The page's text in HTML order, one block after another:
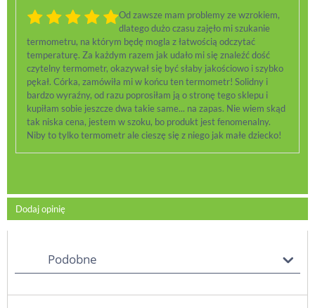
Od zawsze mam problemy ze wzrokiem,
dlatego dużo czasu zajęło mi szukanie
termometru, na którym będę mogla z łatwością odczytać
temperaturę. Za każdym razem jak udało mi się znaleźć dość
czytelny termometr, okazywał się być słaby jakościowo i szybko
pękał. Córka, zamówiła mi w końcu ten termometr! Solidny i
bardzo wyraźny, od razu poprosiłam ją o stronę tego sklepu i
kupiłam sobie jeszcze dwa takie same... na zapas. Nie wiem skąd
tak niska cena, jestem w szoku, bo produkt jest fenomenalny.
Niby to tylko termometr ale cieszę się z niego jak małe dziecko!
Dodaj opinię
Podobne